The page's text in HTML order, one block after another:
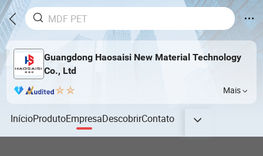
Guangdong Haosaisi New Material Technology
Co., Ltd
Mais
InícioProdutoEmpresaDescobrirContato